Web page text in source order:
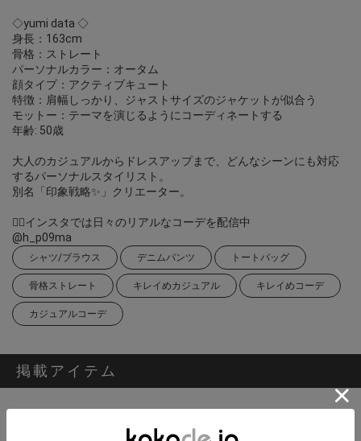
◇yumi data ◇
身長：163cm
骨格：ストレート
パーソナルカラー：オータム
顔タイプ：アクティブキュート
特徴：肩幅しっかり、ジャストサイズのジャケットが似合う
モットー：テーマを演じるようにコーディネートする
年齢: 50歳
大人のカジュアルからドレスアップまで、どんなシーンにも対応
するパーソナルスタイリスト。
別名「印象戦略✨」クリエーター。
❁⃘インスタでは日々のリアルなコーデを配信中
@h_p09ma
シャツ/ブラウス デニムパンツ トートバッグ
骨格ストレート キレイめカジュアル キレイめコーデ
カジュアルコーデ
掲載アイテム